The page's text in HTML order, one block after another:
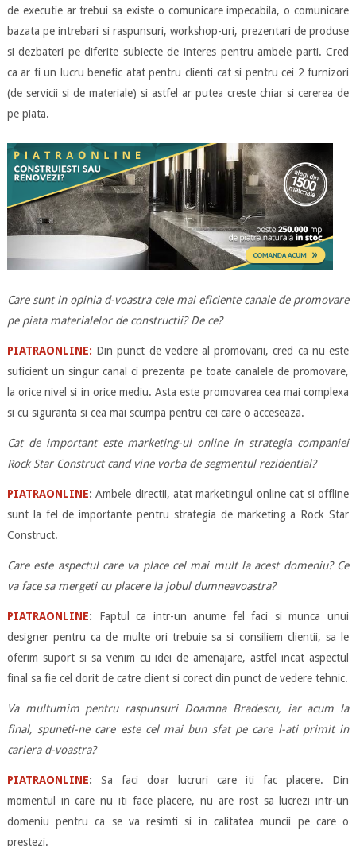
de executie ar trebui sa existe o comunicare impecabila, o comunicare
bazata pe intrebari si raspunsuri, workshop-uri, prezentari de produse
si dezbateri pe diferite subiecte de interes pentru ambele parti. Cred
ca ar fi un lucru benefic atat pentru clienti cat si pentru cei 2 furnizori
(de servicii si de materiale) si astfel ar putea creste chiar si cererea de
pe piata.
Care sunt in opinia d-voastra cele mai eficiente canale de promovare
pe piata materialelor de constructii? De ce?
PIATRAONLINE: Din punct de vedere al promovarii, cred ca nu este
suficient un singur canal ci prezenta pe toate canalele de promovare,
la orice nivel si in orice mediu. Asta este promovarea cea mai complexa
si cu siguranta si cea mai scumpa pentru cei care o acceseaza.
Cat de important este marketing-ul online in strategia companiei
Rock Star Construct cand vine vorba de segmentul rezidential?
PIATRAONLINE: Ambele directii, atat marketingul online cat si offline
sunt la fel de importante pentru strategia de marketing a Rock Star
Construct.
Care este aspectul care va place cel mai mult la acest domeniu? Ce
va face sa mergeti cu placere la jobul dumneavoastra?
PIATRAONLINE: Faptul ca intr-un anume fel faci si munca unui
designer pentru ca de multe ori trebuie sa si consiliem clientii, sa le
oferim suport si sa venim cu idei de amenajare, astfel incat aspectul
final sa fie cel dorit de catre client si corect din punct de vedere tehnic.
Va multumim pentru raspunsuri Doamna Bradescu, iar acum la
final, spuneti-ne care este cel mai bun sfat pe care l-ati primit in
cariera d-voastra?
PIATRAONLINE: Sa faci doar lucruri care iti fac placere. Din
momentul in care nu iti face placere, nu are rost sa lucrezi intr-un
domeniu pentru ca se va resimti si in calitatea muncii pe care o
prestezi.